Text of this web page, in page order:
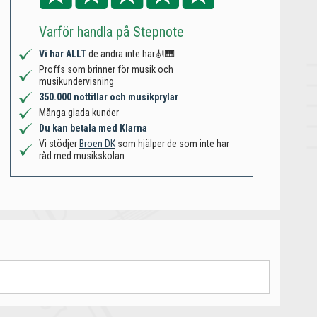
Varför handla på Stepnote
Vi har ALLTde andra inte har🎻🎹
Proffs som brinner för musik och
musikundervisning
350.000 nottitlar och musikprylar
Många glada kunder
Du kan betala med Klarna
Vi stödjer Broen DKsom hjälper de som inte har
råd med musikskolan